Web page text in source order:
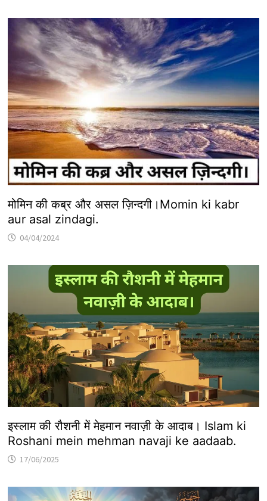
मोमिन की कब्र और असल ज़िन्दगी।Momin ki kabr
aur asal zindagi.
04/04/2024
इस्लाम की रौशनी में मेहमान नवाज़ी के आदाब। Islam ki
Roshani mein mehman navaji ke aadaab.
17/06/2025